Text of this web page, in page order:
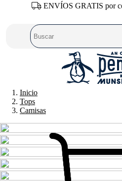
ENVÍOS GRATIS por
Inicio
Tops
Camisas